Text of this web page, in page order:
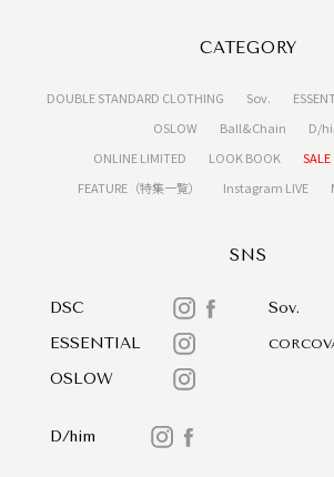
CATEGORY
DOUBLE STANDARD CLOTHING Sov.
OSLOW
Ball&Chain
D/
ONLINE LIMITED
LOOK BOOK SALE
FEATURE（特集一覧）
Instagram LIVE
SNS
DSC
Sov.
ESSENTIAL
OSLOW
D/him